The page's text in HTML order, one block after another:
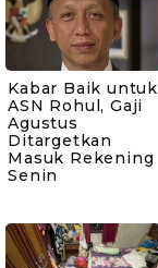
Kabar Baik untuk
ASN Rohul, Gaji
Agustus
Ditargetkan
Masuk Rekening
Senin